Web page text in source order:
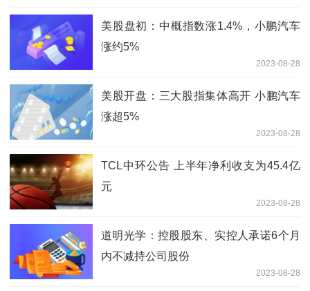
美股盘初：中概指数涨1.4%，小鹏汽车
涨约5%
2023-08-28
美股开盘：三大股指集体高开 小鹏汽车
涨超5%
2023-08-28
TCL中环公告 上半年净利收支为45.4亿
元
2023-08-28
道明光学：控股股东、实控人承诺6个月
内不减持公司股份
2023-08-28